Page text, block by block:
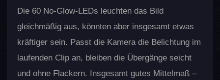
Die 60 No-Glow-LEDs leuchten das Bild
gleichmäßig aus, könnten aber insgesamt etwas
kräftiger sein. Passt die Kamera die Belichtung im
laufenden Clip an, bleiben die Übergänge seicht
und ohne Flackern. Insgesamt gutes Mittelmaß –